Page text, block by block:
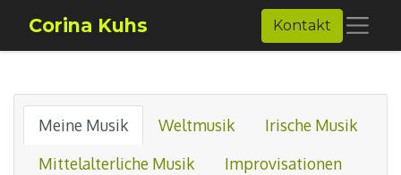
Corina Kuhs Kontakt
Meine Musik Weltmusik
Irische Musik
Mittelalterliche Musik
Improvisationen